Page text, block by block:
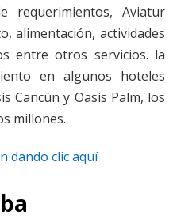
Aviatur
alimentación, actividades
entre otros servicios. la
en algunos hoteles
Cancún y Oasis Palm, los
millones.
dando clic aquí